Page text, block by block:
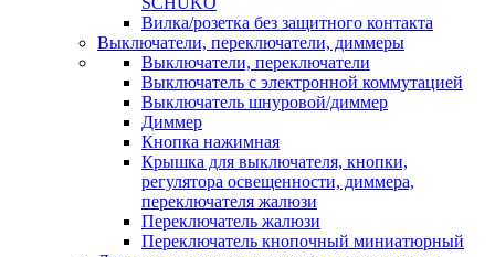
Вилка/розетка без защитного контакта
Выключатели, переключатели, диммеры
Выключатели, переключатели
Выключатель с электронной коммутацией
Выключатель шнуровой/диммер
Диммер
Кнопка нажимная
Крышка для выключателя, кнопки,
регулятора освещенности, диммера,
переключателя жалюзи
Переключатель жалюзи
Переключатель кнопочный миниатюрный